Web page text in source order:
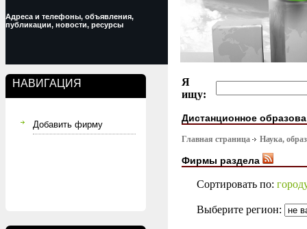
Адреса и телефоны, объявления,
публикации, новости, ресурсы
НАВИГАЦИЯ
Добавить фирму
Я
ищу:
Дистанционное
Главная страница Наука,
Фирмы раздела
Сортировать по:
Выберите регион: